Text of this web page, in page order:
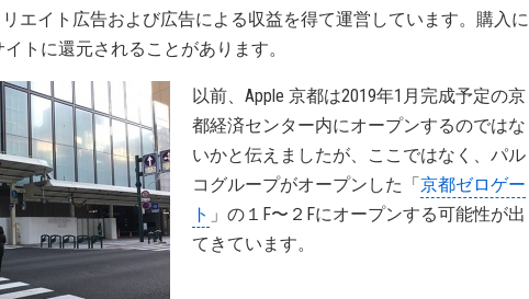
エイト広告および広告による収益を得て運営しています。購入に
トに還元されることがあります。
以前、Apple 京都は2019年1月完成予定の京
都経済センター内にオープンするのではな
いかと伝えましたが、ここではなく、パル
コグループがオープンした「京都ゼロゲー
ト 」の１F〜２Fにオープンする可能性が出
てきています。